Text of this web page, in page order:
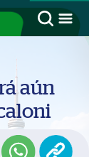
aún